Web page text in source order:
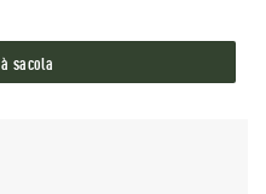
sacola